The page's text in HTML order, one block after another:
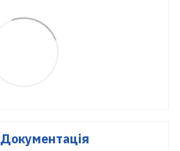
Документація